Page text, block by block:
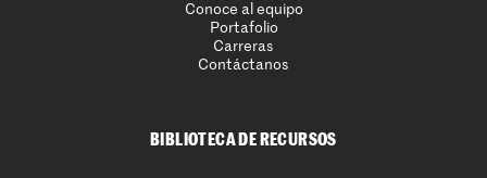
Conoce al equipo
Portafolio
Carreras
Contáctanos
BIBLIOTECA DE RECURSOS